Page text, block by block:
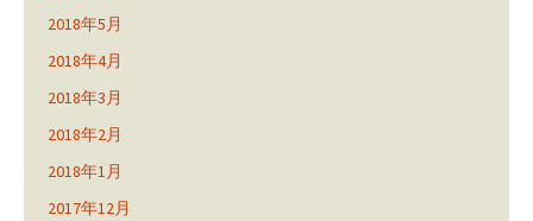
2018年5月
2018年4月
2018年3月
2018年2月
2018年1月
2017年12月